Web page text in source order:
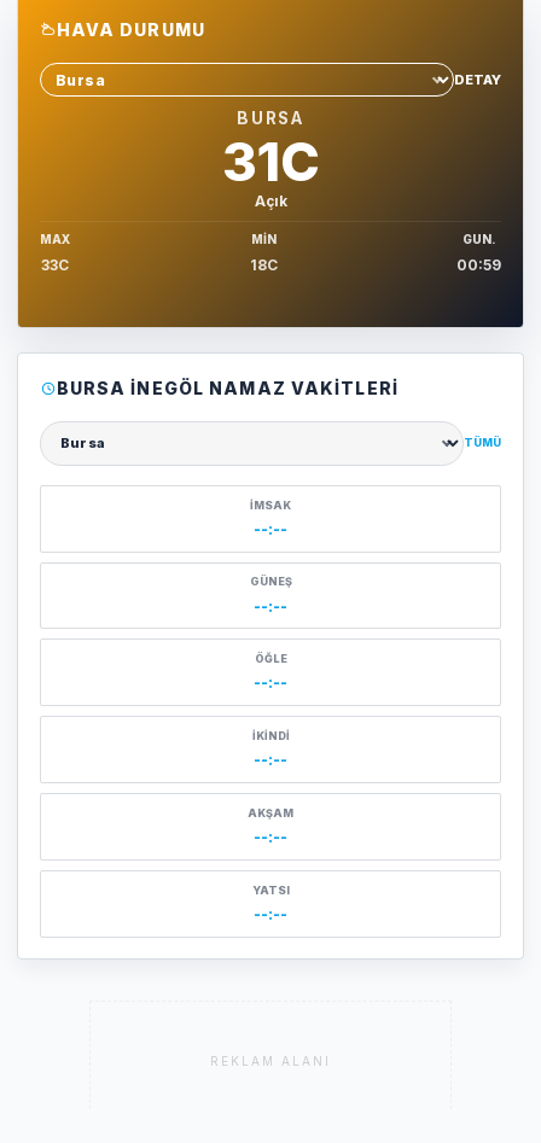
HAVA DURUMU
Sehir sec
DETAY
BURSA
31C
Açık
MAX
33C
MIN
18C
GUN.
00:59
BURSA İNEGÖL NAMAZ VAKITLERI
Şehir seçin
TÜMÜ
İMSAK
--:--
GÜNEŞ
--:--
ÖĞLE
--:--
İKINDI
--:--
AKŞAM
--:--
YATSI
--:--
REKLAM ALANI